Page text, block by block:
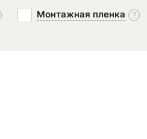
Монтажная пленка